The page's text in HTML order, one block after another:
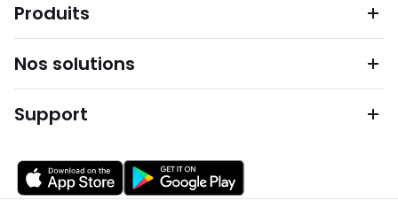
Produits
Nos solutions
Support